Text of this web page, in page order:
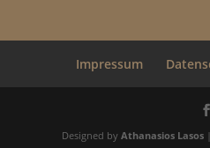
Impressum
Designed by Athanasios Lasos|